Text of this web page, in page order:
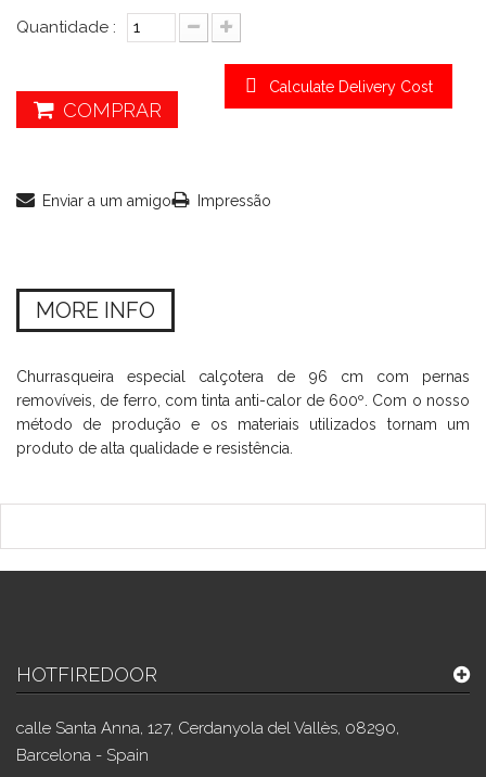
Quantidade :
Calculate Delivery Cost
COMPRAR
Enviar a um amigo Impressão
MORE INFO
Churrasqueira especial calçotera de 96 cm com pernas
removíveis, de ferro, com tinta anti-calor de 600º. Com o nosso
método de produção e os materiais utilizados tornam um
produto de alta qualidade e resistência.
HOTFIREDOOR
calle Santa Anna, 127, Cerdanyola del Vallès, 08290,
Barcelona - Spain